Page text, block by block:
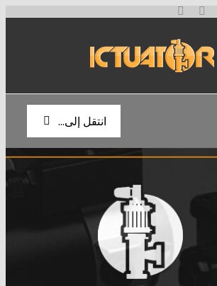
انتقل إلى...
الصفحة الرئيسية
المحركات الخطية